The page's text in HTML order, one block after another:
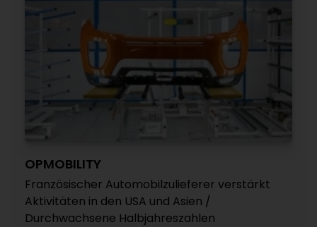
OPMOBILITY
Französischer Automobilzulieferer verstärkt
Aktivitäten in den USA und Asien /
Durchwachsene Halbjahreszahlen